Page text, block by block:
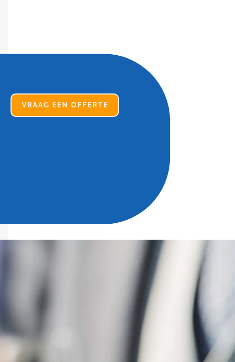
VRAAG EEN OFFERTE